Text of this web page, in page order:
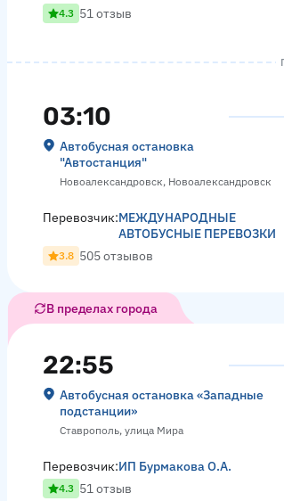
4.3 51 отзыв
03:10
Автобусная остановка
"Автостанция"
Новоалександровск, Новоалександровск
Перевозчик:МЕЖДУНАРОДНЫЕ
АВТОБУСНЫЕ ПЕРЕВОЗКИ
3.8 505 отзывов
В пределах города
22:55
Автобусная остановка «Западные
подстанции»
Ставрополь, улица Мира
Перевозчик:ИП Бурмакова О.А.
4.3 51 отзыв